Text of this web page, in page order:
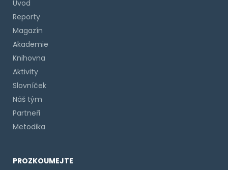
Úvod
Reporty
Magazín
Akademie
Knihovna
Aktivity
Slovníček
Náš tým
Partneři
Metodika
PROZKOUMEJTE